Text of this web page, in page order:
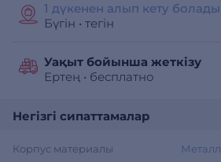
1 дүкенен алып кету болады
Бүгін • тегін
Уақыт бойынша жеткізу
Ертең • бесплатно
Негізгі сипаттамалар
Корпус материалы
Металл